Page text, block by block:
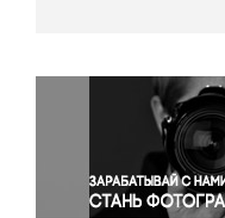
Окружающая
Политика
Правосудие
Происшествия
Религия